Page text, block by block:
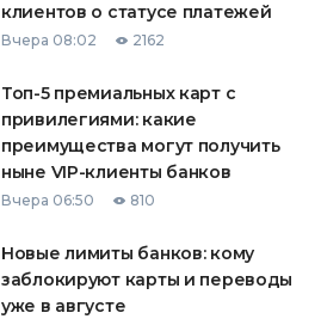
клиентов о статусе платежей
Вчера 08:02 2162
Топ-5 премиальных карт с
привилегиями: какие
преимущества могут получить
ныне VIP-клиенты банков
Вчера 06:50 810
Новые лимиты банков: кому
заблокируют карты и переводы
уже в августе